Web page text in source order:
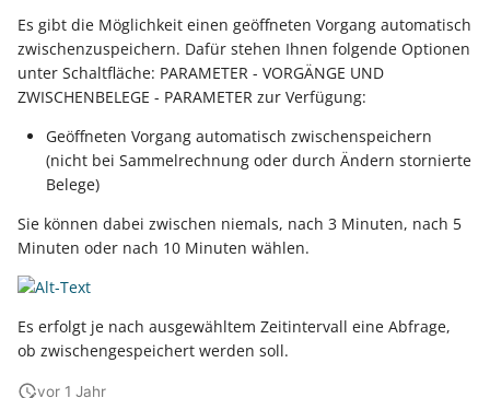
Es gibt die Möglichkeit einen geöffneten Vorgang automatisch
zwischenzuspeichern. Dafür stehen Ihnen folgende Optionen
unter Schaltfläche: PARAMETER - VORGÄNGE UND
ZWISCHENBELEGE - PARAMETER zur Verfügung:
Geöffneten Vorgang automatisch zwischenspeichern
(nicht bei Sammelrechnung oder durch Ändern stornierte
Belege)
Sie können dabei zwischen niemals, nach 3 Minuten, nach 5
Minuten oder nach 10 Minuten wählen.
Es erfolgt je nach ausgewähltem Zeitintervall eine Abfrage,
ob zwischengespeichert werden soll.
vor 1 Jahr
Navigationslinks
Hyperlink-Unterstützung
in Übersichten und in
Detail-Ansichten
Unterstützung für
Datenerfassung vor dem
SEPA-Lastschriften
Servicevertragsdaten in
Tabellenansicht
anpassen
Nullbeleg ausdrucken
Auftragsnummern in
Kasse
Gestalten von
Kassenbelegen
Kassenprüfung TSE
Verschiedene
verschiedene Werte